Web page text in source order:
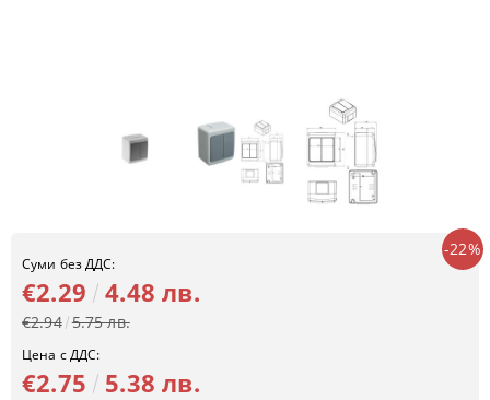
-22%
Суми без ДДС:
€2.29 4.48 лв.
€2.94 5.75 лв.
Цена с ДДС:
€2.75 5.38 лв.